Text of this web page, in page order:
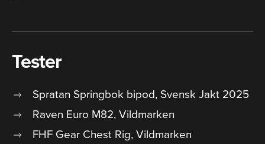
Tester
Spratan Springbok bipod, Svensk Jakt 2025
Raven Euro M82, Vildmarken
FHF Gear Chest Rig, Vildmarken